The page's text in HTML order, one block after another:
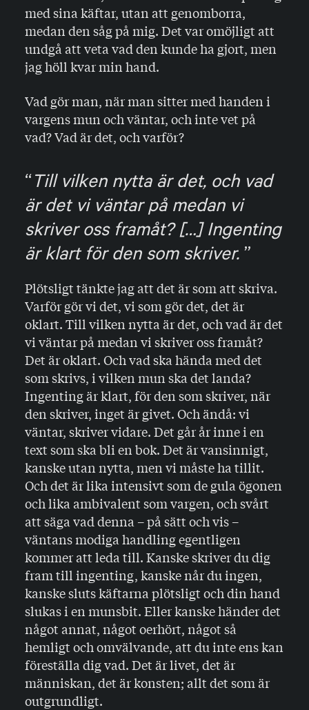
med sina käftar, utan att genomborra,
medan den såg på mig. Det var omöjligt att
undgå att veta vad den kunde ha gjort, men
jag höll kvar min hand.
Vad gör man, när man sitter med handen i
vargens mun och väntar, och inte vet på
vad? Vad är det, och varför?
Till vilken nytta är det, och vad
är det vi väntar på medan vi
skriver oss framåt? […] Ingenting
är klart för den som skriver.
Plötsligt tänkte jag att det är som att skriva.
Varför gör vi det, vi som gör det, det är
oklart. Till vilken nytta är det, och vad är det
vi väntar på medan vi skriver oss framåt?
Det är oklart. Och vad ska hända med det
som skrivs, i vilken mun ska det landa?
Ingenting är klart, för den som skriver, när
den skriver, inget är givet. Och ändå: vi
väntar, skriver vidare. Det går år inne i en
text som ska bli en bok. Det är vansinnigt,
kanske utan nytta, men vi måste ha tillit.
Och det är lika intensivt som de gula ögonen
och lika ambivalent som vargen, och svårt
att säga vad denna – på sätt och vis –
väntans modiga handling egentligen
kommer att leda till. Kanske skriver du dig
fram till ingenting, kanske når du ingen,
kanske sluts käftarna plötsligt och din hand
slukas i en munsbit. Eller kanske händer det
något annat, något oerhört, något så
hemligt och omvälvande, att du inte ens kan
föreställa dig vad. Det är livet, det är
människan, det är konsten; allt det som är
outgrundligt.